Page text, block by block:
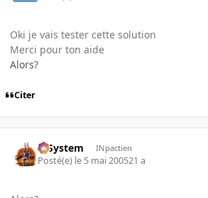
Oki je vais tester cette solution
Merci pour ton aide
Alors?
Citer
X-System INpactien
Posté(e) le 5 mai 200521 a